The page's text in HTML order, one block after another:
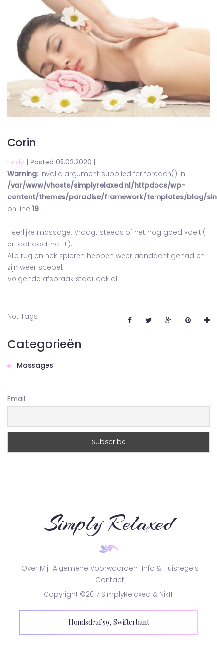
Corin
Lindy Posted 05.02.2020
Warning: Invalid argument supplied for foreach() in
/var/www/vhosts/simplyrelaxed.nl/httpdocs/wp-
content/themes/paradise/framework/templates/blog/
on line 19
Heerlijke massage. Vraagt steeds of het nog goed voelt (
en dat doet het !!!).
Alle rug en nek spieren hebben weer aandacht gehad en
zijn weer soepel.
Volgende afspraak staat ook al.
Not Tags
Categorieën
Massages
Email
Simply Relaxed
Over Mij Algemene Voorwaarden Info & Huisregels
Contact
Copyright ©2017 SimplyRelaxed & NikIT
Hondsdraf 59, Swifterbant